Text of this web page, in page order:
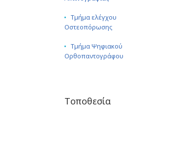
Τμήμα ελέγχου
Οστεοπόρωσης
Τμήμα Ψηφιακού
Ορθοπαντογράφου
Τοποθεσία